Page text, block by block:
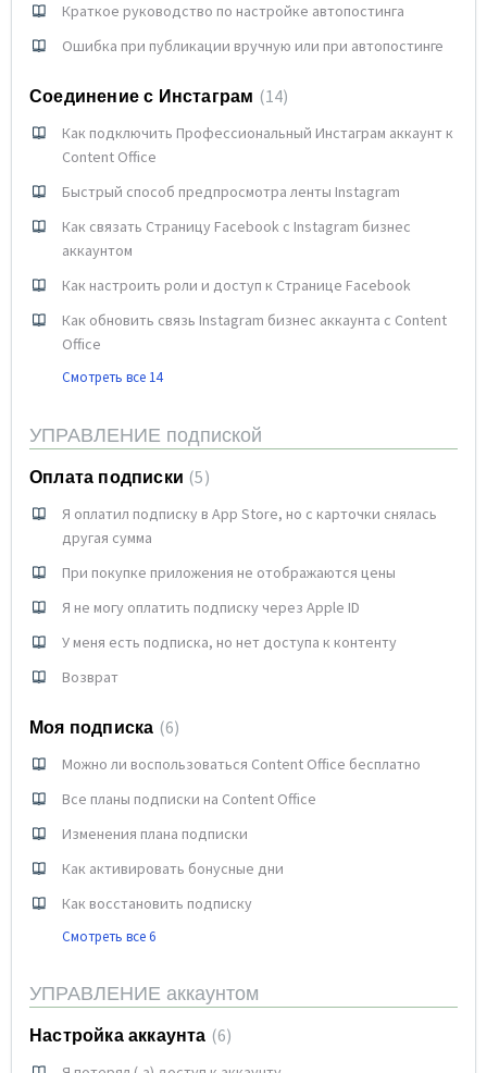
Краткое руководство по настройке автопостинга
Ошибка при публикации вручную или при автопостинге
Соединение с Инстаграм 14
Как подключить Профессиональный Инстаграм аккаунт к
Content Office
Быстрый способ предпросмотра ленты Instagram
Как связать Страницу Facebook с Instagram бизнес
аккаунтом
Как настроить роли и доступ к Странице Facebook
Как обновить связь Instagram бизнес аккаунта с Content
Office
Смотреть все 14
УПРАВЛЕНИЕ подпиской
Оплата подписки 5
Я оплатил подписку в App Store, но с карточки снялась
другая сумма
При покупке приложения не отображаются цены
Я не могу оплатить подписку через Apple ID
У меня есть подписка, но нет доступа к контенту
Возврат
Моя подписка 6
Можно ли воспользоваться Content Office бесплатно
Все планы подписки на Content Office
Изменения плана подписки
Как активировать бонусные дни
Как восстановить подписку
Смотреть все 6
УПРАВЛЕНИЕ аккаунтом
Настройка аккаунта 6